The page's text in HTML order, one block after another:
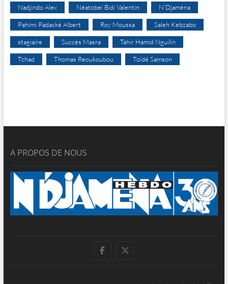
Nadjindo Alex Néatobeï Bidi Valentin N’Djaména
Pahimi Padacké Albert Roy Moussa Saleh Kebzabo
stagiaire Succès Masra Tahir Hamid Nguilin
Tchad Thomas Reoukoubou Toïdé Samson
A PROPOS DE NOUS
facebook